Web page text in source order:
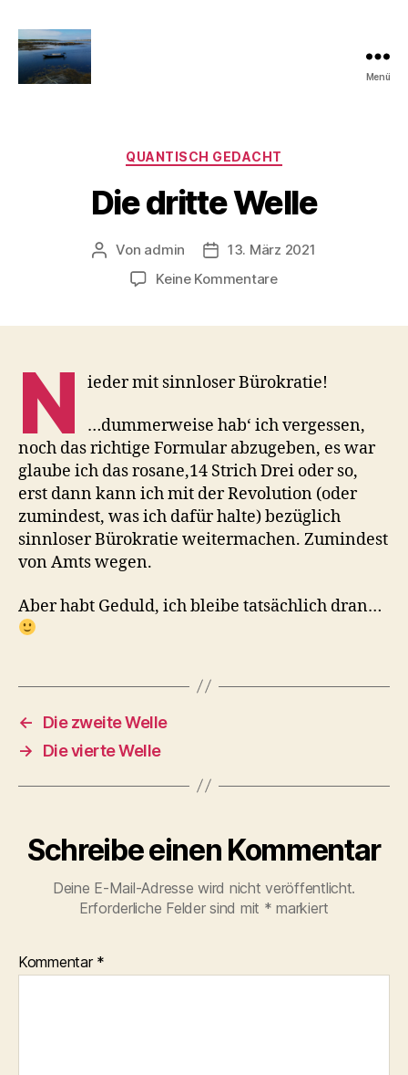
Menü
Kategorien
QUANTISCH GEDACHT
Die dritte Welle
Beitragsautor
Von admin Veröffentlichungsdatum
13. März 2021
Keine Kommentarezu
N ieder mit sinnloser Bürokratie!
…dummerweise hab‘ ich vergessen,
noch das richtige Formular abzugeben, es war
glaube ich das rosane,14 Strich Drei oder so,
erst dann kann ich mit der Revolution (oder
zumindest, was ich dafür halte) bezüglich
sinnloser Bürokratie weitermachen. Zumindest
von Amts wegen.
Aber habt Geduld, ich bleibe tatsächlich dran…
←
Die zweite Welle
→
Die vierte Welle
Schreibe einen Kommentar
Deine E-Mail-Adresse wird nicht veröffentlicht.
Erforderliche Felder sind mit * markiert
Kommentar *